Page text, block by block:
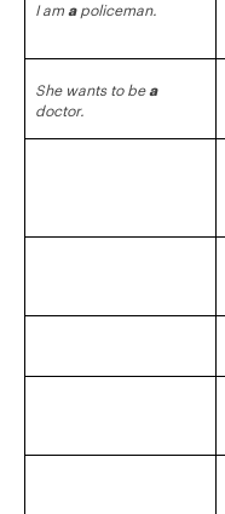
I am apoliceman.
She wants to bea
doctor.